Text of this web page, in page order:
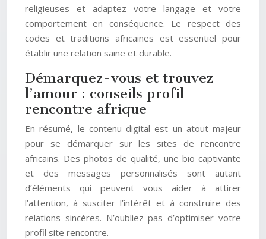
religieuses et adaptez votre langage et votre
comportement en conséquence. Le respect des
codes et traditions africaines est essentiel pour
établir une relation saine et durable.
Démarquez-vous et trouvez
l’amour : conseils profil
rencontre afrique
En résumé, le contenu digital est un atout majeur
pour se démarquer sur les sites de rencontre
africains. Des photos de qualité, une bio captivante
et des messages personnalisés sont autant
d’éléments qui peuvent vous aider à attirer
l’attention, à susciter l’intérêt et à construire des
relations sincères. N’oubliez pas d’optimiser votre
profil site rencontre.